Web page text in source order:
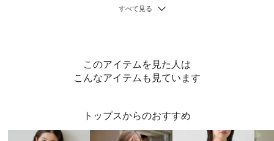
このアイテムを見た人は
こんなアイテムも見ています
トップスからのおすすめ